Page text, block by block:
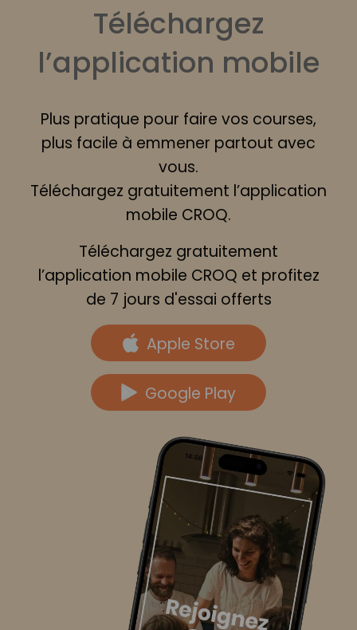
Téléchargez
l’application mobile
Plus pratique pour faire vos courses,
plus facile à emmener partout avec
vous.
Téléchargez gratuitement l’application
mobile CROQ.
Téléchargez gratuitement
l’application mobile CROQ et profitez
de 7 jours d'essai offerts
Apple Store
Google Play